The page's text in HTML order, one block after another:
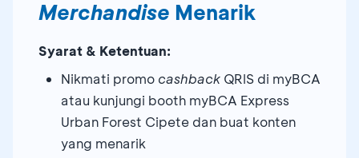
Merchandise Menarik
Syarat & Ketentuan:
Nikmati promo cashback QRIS di myBCA
atau kunjungi booth myBCA Express
Urban Forest Cipete dan buat konten
yang menarik